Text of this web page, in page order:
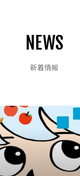
NEWS
新着情報